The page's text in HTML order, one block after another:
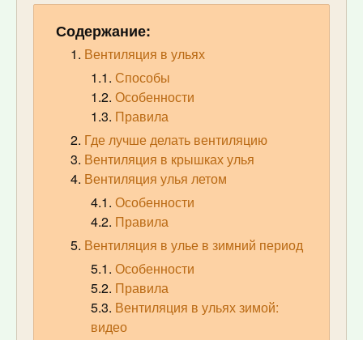
Содержание:
Вентиляция в ульях
Способы
Особенности
Правила
Где лучше делать вентиляцию
Вентиляция в крышках улья
Вентиляция улья летом
Особенности
Правила
Вентиляция в улье в зимний период
Особенности
Правила
Вентиляция в ульях зимой:
видео